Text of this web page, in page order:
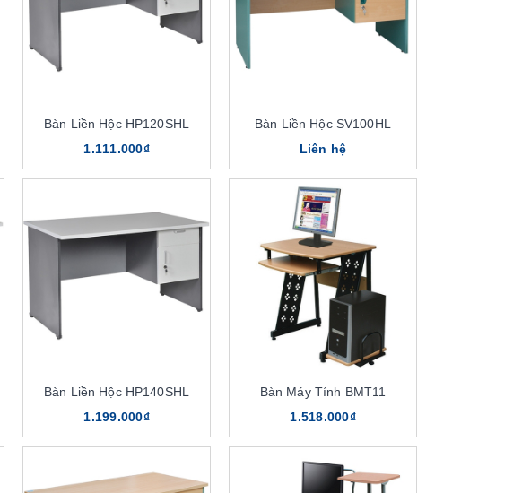
Bàn Liền Hộc HP120SHL
1.111.000₫
Bàn Liền Hộc SV100HL
Liên hệ
Bàn Liền Hộc HP140SHL
1.199.000₫
Bàn Máy Tính BMT11
1.518.000₫